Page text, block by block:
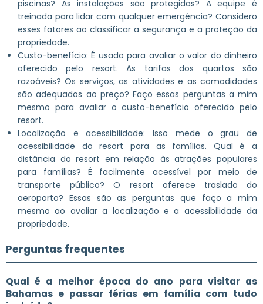
piscinas? As instalações são protegidas? A equipe é
treinada para lidar com qualquer emergência? Considero
esses fatores ao classificar a segurança e a proteção da
propriedade.
Custo-benefício: É usado para avaliar o valor do dinheiro
oferecido pelo resort. As tarifas dos quartos são
razoáveis? Os serviços, as atividades e as comodidades
são adequados ao preço? Faço essas perguntas a mim
mesmo para avaliar o custo-benefício oferecido pelo
resort.
Localização e acessibilidade: Isso mede o grau de
acessibilidade do resort para as famílias. Qual é a
distância do resort em relação às atrações populares
para famílias? É facilmente acessível por meio de
transporte público? O resort oferece traslado do
aeroporto? Essas são as perguntas que faço a mim
mesmo ao avaliar a localização e a acessibilidade da
propriedade.
Perguntas frequentes
Qual é a melhor época do ano para visitar as
Bahamas e passar férias em família com tudo